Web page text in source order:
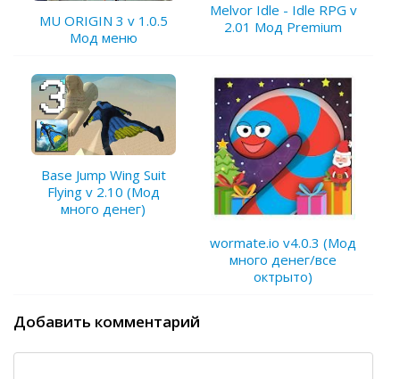
MU ORIGIN 3 v 1.0.5
Мод меню
Melvor Idle - Idle RPG v
2.01 Мод Premium
Base Jump Wing Suit
Flying v 2.10 (Мод
много денег)
wormate.io v4.0.3 (Мод
много денег/все
октрыто)
Добавить комментарий